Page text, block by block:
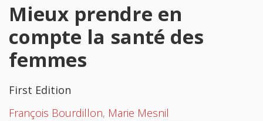
Mieux prendre en
compte la santé des
femmes
First Edition
François Bourdillon, Marie Mesnil